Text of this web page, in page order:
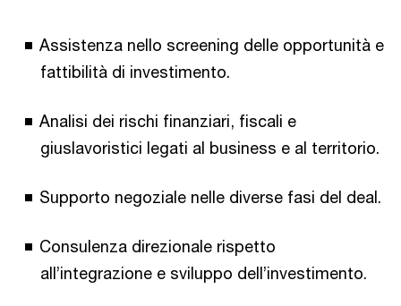
Assistenza nello screening delle opportunità e
fattibilità di investimento.
Analisi dei rischi finanziari, fiscali e
giuslavoristici legati al business e al territorio.
Supporto negoziale nelle diverse fasi del deal.
Consulenza direzionale rispetto
all’integrazione e sviluppo dell’investimento.